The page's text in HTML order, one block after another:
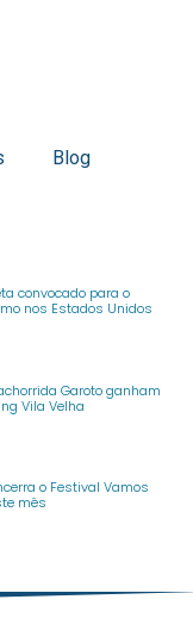
Blog
convocado para o
nos Estados Unidos
Garoto ganham
Vila Velha
o Festival Vamos
mês